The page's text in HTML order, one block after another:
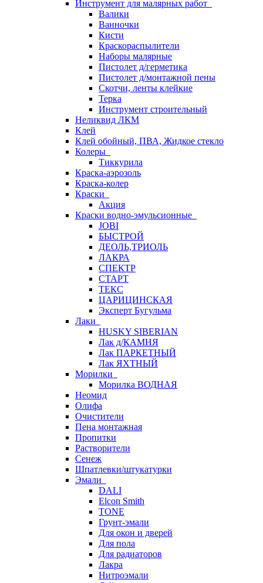
Инструмент для малярных работ
Валики
Ванночки
Кисти
Краскораспылители
Наборы малярные
Пистолет д/герметика
Пистолет д/монтажной пены
Скотчи, ленты клейкие
Терка
Инструмент строительный
Неликвид ЛКМ
Клей
Клей обойный, ПВА, Жидкое стекло
Колеры
Тиккурила
Краска-аэрозоль
Краска-колер
Краски
Акция
Краски водно-эмульсионные
JOBI
БЫСТРОЙ
ДЕОЛЬ,ТРИОЛЬ
ЛАКРА
СПЕКТР
СТАРТ
ТЕКС
ЦАРИЦИНСКАЯ
Эксперт Бугульма
Лаки
HUSKY SIBERIAN
Лак д/КАМНЯ
Лак ПАРКЕТНЫЙ
Лак ЯХТНЫЙ
Морилки
Морилка ВОДНАЯ
Неомид
Олифа
Очистители
Пена монтажная
Пропитки
Растворители
Сенеж
Шпатлевки/штукатурки
Эмали
DALI
Elcon Smith
TONE
Грунт-эмали
Для окон и дверей
Для пола
Для радиаторов
Лакра
Нитроэмали